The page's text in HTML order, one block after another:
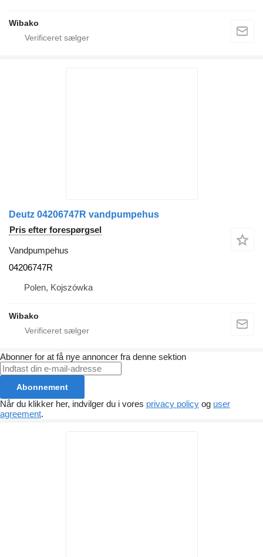
Wibako
Deutz 04206747R vandpumpehus
Pris efter forespørgsel
Vandpumpehus
04206747R
Polen, Kojszówka
Wibako
Abonner for at få nye annoncer fra denne sektion
Abonnement
Når du klikker her, indvilger du i vores privacy policy og user
agreement.